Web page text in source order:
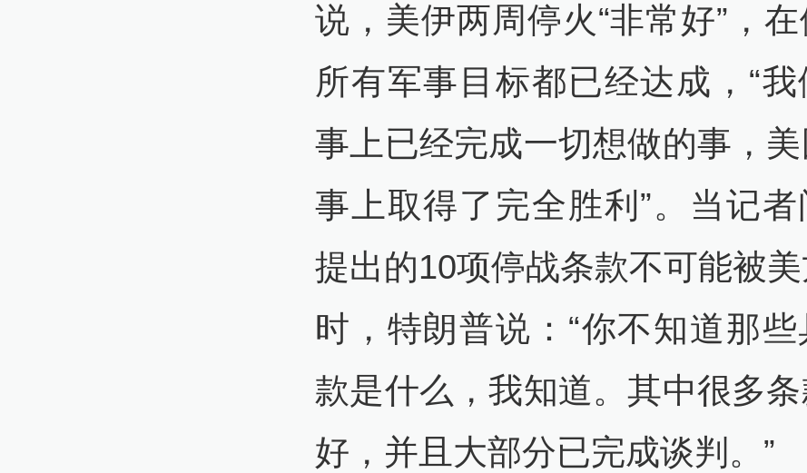
说，美伊两周停火“非常好”，
所有军事目标都已经达成，“我
事上已经完成一切想做的事，
事上取得了完全胜利”。当记者
提出的10项停战条款不可能被
时，特朗普说：“你不知道那些
款是什么，我知道。其中很多条
好，并且大部分已完成谈判。”